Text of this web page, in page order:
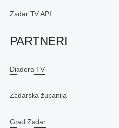
Zadar TV API
PARTNERI
Diadora TV
Zadarska županija
Grad Zadar